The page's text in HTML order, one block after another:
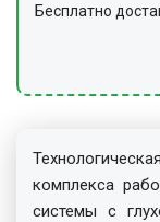
Бесплатно
комплекса
системы с